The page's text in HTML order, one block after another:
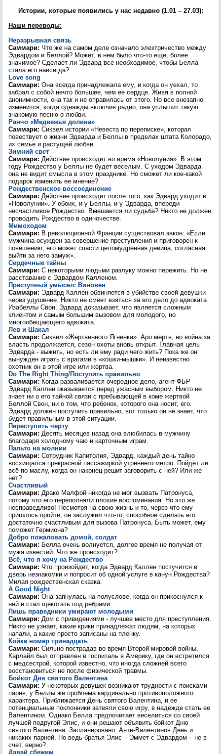
Истории, которые появились у нас недавно (1.01 – 27.03):
Наши переводы:
Неразрывная связь
Саммари: Что же на самом деле означало электричество между
Эдвардом и Беллой? Может, в нем было что-то еще, более
значимое? Сделает ли Эдвард все необходимое, чтобы Белла
стала его навсегда?
Love song
Саммари: Она всегда принадлежала ему, и когда он уехал, то
забрал с собой нечто большее, чем ее сердце. Живя в полной
анонимности, она так и не оправилась от этого. Но все внезапно
изменится, когда однажды включив радио, она услышит такую
знакомую песню о любви.
Ранчо «Медвежья долина»
Саммари: Сиквел истории «Невеста по переписке», которая
повествует о жизни Эдварда и Беллы в пределах штата Колорадо,
их семье и растущей любви.
Зимний свет
Саммари: Действие происходит во время «Новолуния». В этом
году Рождество у Беллы не будет веселым. С уходом Эдварда
она не видит смысла в этом празднике. Но сможет ли кое-какой
подарок изменить ее мнение?
Рождественское воссоединение
Саммари: Действие происходит после того, как Эдвард уходит в
«Новолунии». У обоих, и у Беллы, и у Эдварда, впереди
несчастливое Рождество. Вмешается ли судьба? Никто не должен
проводить Рождество в одиночестве.
Мимоходом
Саммари: В революционной Франции существовал закон: «Если
мужчина осужден за совершение преступления и приговорен к
повешению, его может спасти целомудренная девица, согласная
выйти за него замуж».
Сердечные тайны
Саммари: С некоторыми людьми разлуку можно пережить. Но не
расставание с Эдвардом Калленом.
Преступный умысел: Виновен
Саммари: Эдвард Каллен обвиняется в убийстве своей девушки
через удушение. Никто не смеет взяться за его дело до адвоката
Изабеллы Свон. Эдвард доказывает, что является сложным
клиентом и самым большим вызовом для молодого, но
многообещающего адвоката.
Лев и Шакал
Саммари: Сиквел «Жертвенного Ягнёнка». Аро мёртв, но война за
власть продолжается, сезон охоты вновь открыт. Главная цель
Эдварда - выжить, но есть ли ему ради чего жить? Пока же он
вынужден играть с врагами в «кошки-мышки». И неизвестно
охотник он в этой игре или жертва.
Do The Right Thing/Поступить правильно
Саммари: Когда разваливается очередное дело, агент ФБР
Эдвард Каллен оказывается перед ужасным выбором. Никто не
знает ни о его тайной связи с пребывающей в коме жертвой
Беллой Свон, ни о том, что ребенок, которого она носит, его.
Эдвард должен поступить правильно, вот только он не знает, что
будет правильным в этой ситуации.
Переступить черту
Саммари: Десять месяцев назад она влюбилась в мужчину
благодаря холодному чаю и карточным играм.
Пальто на молнии
Саммари: Сотрудник Капитолия, Эдвард, каждый день тайно
восхищался прекрасной пассажиркой утреннего метро. Пойдёт ли
всё по маслу, когда он наконец решит заговорить с ней? Или же
нет?
Счастливый
Саммари: Драко Малфой никогда не мог вызвать Патронуса,
потому что его переполняли плохие воспоминания. Но это же
несправедливо! Несмотря на свою жизнь и то, через что ему
пришлось пройти, он заслужил что-то, способное сделать его
достаточно счастливым для вызова Патронуса. Быть может, ему
поможет Гермиона?
Добро пожаловать домой, солдат
Саммари: Белла очень волнуется, долгое время не получая от
мужа известий. Что же происходит?
Всё, что я хочу на Рождество
Саммари: Что произойдет, когда Эдвард Каллен постучится в
дверь незнакомки и попросит об одной услуге в канун Рождества?
Милая рождественская сказка.
A Good Night
Саммари: Она запнулась на полуслове, когда он прикоснулся к
ней и стал щекотать под ребрами…
Лишь праведники умирают молодыми
Саммари: Дом с привидениями - лучшее место для преступления.
Никто не узнает, какие крики принадлежат людям, на которых
напали, а какие просто записаны на пленку.
Койка номер тринадцать
Саммари: Сильно пострадав во время Второй мировой войны,
Карлайл был отправлен в госпиталь в Америку, где он встретился
с медсестрой, которой известно, что иногда сложней всего
восстановиться не после физической травмы.
Бойкот Дня святого Валентина
Саммари: У некоторых девушек возникают трудности с поисками
парня, у Беллы же проблема кардинально противоположного
характера. Приближается День святого Валентина, и ее
потенциальные поклонники затеяли свою игру, в надежде стать ее
Валентином. Однако Белла предпочитает веселиться со своей
лучшей подругой Элис, и они решают объявить бойкот Дню
святого Валентина. Запланировано: Анти-Валентинов День и
никаких парней. Но ведь братья Элис – Эммет с Эдвардом – не в
счет, верно?
Давай сбежим